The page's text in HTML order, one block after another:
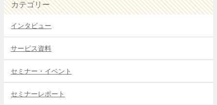
カテゴリー
インタビュー
サービス資料
セミナー・イベント
セミナーレポート